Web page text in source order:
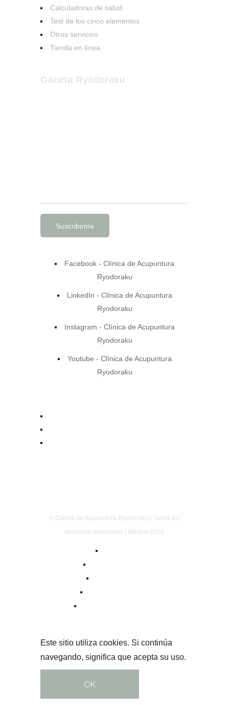
Calculadoras de salud
Test de los cinco elementos
Otros servicios
Tienda en línea
Gaceta Ryodoraku
Facebook - Clínica de Acupuntura
Ryodoraku
LinkedIn - Clínica de Acupuntura
Ryodoraku
Instagram - Clínica de Acupuntura
Ryodoraku
Youtube - Clínica de Acupuntura
Ryodoraku
© Clínica de Acupuntura Ryodoraku | Todos los
derechos reservados | México 2023.
Este sitio utiliza cookies. Si continúa
navegando, significa que acepta su uso.
OK